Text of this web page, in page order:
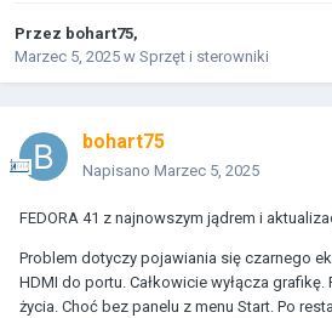
Przez bohart75,
Marzec 5, 2025 w Sprzęt i sterowniki
bohart75
Napisano Marzec 5, 2025
FEDORA 41 z najnowszym jądrem i
Problem dotyczy pojawiania się czarnego
HDMI do portu. Całkowicie wyłącza
życia. Choć bez panelu z menu Start. Po